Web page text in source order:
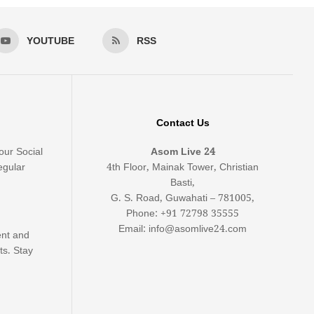
YOUTUBE RSS
Social
and
Stay
Contact Us
Asom Live 24
4th Floor, Mainak Tower, Christian
Basti,
G. S. Road, Guwahati – 781005,
Phone: +91 72798 35555
Email: info@asomlive24.com